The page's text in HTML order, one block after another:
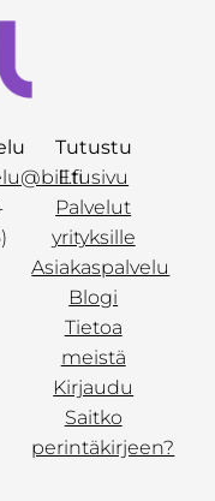
Tutustu
Etusivu
Palvelut
yrityksille
Asiakaspalvelu
Blogi
Tietoa
meistä
Kirjaudu
Saitko
perintäkirjeen?